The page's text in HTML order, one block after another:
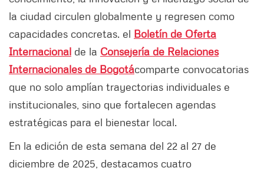
la ciudad circulen globalmente y regresen como
capacidades concretas. el Boletín de Oferta
Internacional de la Consejería de Relaciones
Internacionales de Bogotácomparte convocatorias
que no solo amplían trayectorias individuales e
institucionales, sino que fortalecen agendas
estratégicas para el bienestar local.
En la edición de esta semana del 22 al 27 de
diciembre de 2025, destacamos cuatro